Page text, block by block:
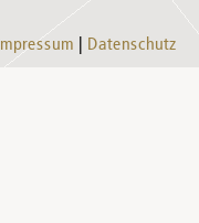
Impressum Datenschutz